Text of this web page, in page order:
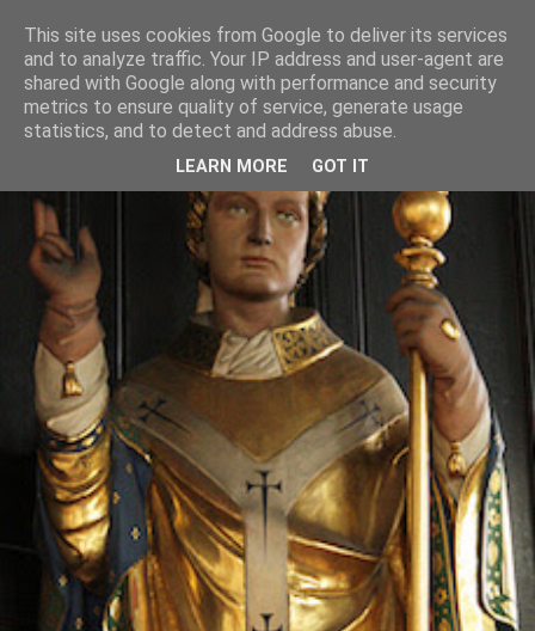
This site uses cookies from Google to deliver its services
and to analyze traffic. Your IP address and user-agent are
shared with Google along with performance and security
metrics to ensure quality of service, generate usage
statistics, and to detect and address abuse.
LEARN MORE GOT IT